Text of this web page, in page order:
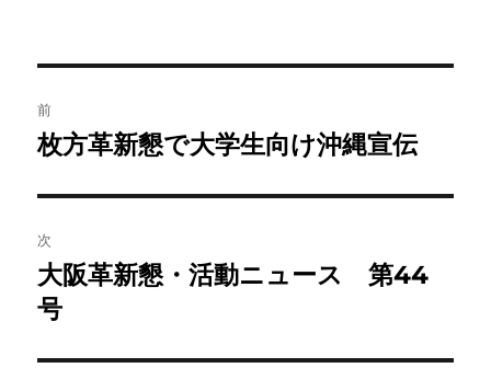
稿
ビ
ゲ
ー
前
前
投
稿:
枚方革新懇で大学生向け沖縄宣伝
次
次
の
大阪革新懇・活動ニュース 第44
号